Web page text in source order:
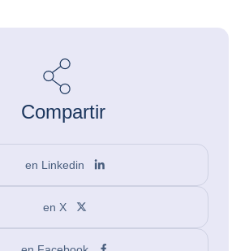
Compartir
en Linkedin
en X